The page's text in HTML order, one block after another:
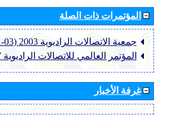
المؤتمرات ذات الصلة
جمعية الاتصالات الراديوية 2003 (RA-03)
المؤتمر العالمي للاتصالات الراديوية 2007 (WRC-07)
غرفة الأخبار